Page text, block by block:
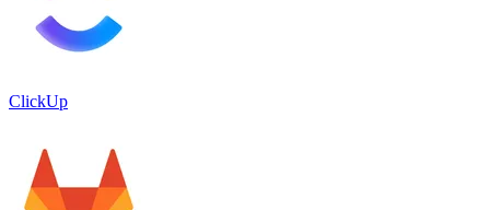
ClickUp